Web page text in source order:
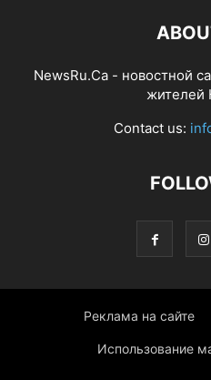
NewsRu.Ca - новостной
жителей
Contact us:
Реклама на сайте
Использование